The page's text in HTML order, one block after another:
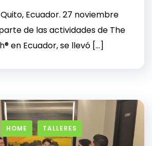
Ecuador. 27 noviembre
de las actividades de The
en Ecuador, se llevó […]
HOME TALLERES